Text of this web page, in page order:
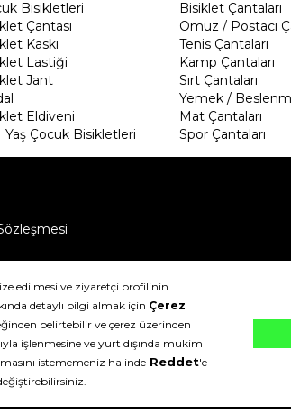
Bisikletleri
Çantası
Kaskı
Lastiği
Jant
Eldiveni
Yaş Çocuk Bisikletleri
Bisiklet Çantaları
Omuz / Postacı
Tenis Çantaları
Kamp Çantaları
Sırt Çantaları
Yemek /
Mat Çantaları
Spor Çantaları